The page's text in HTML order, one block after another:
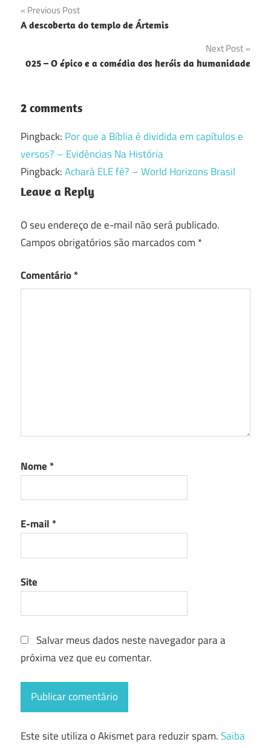
Navegação
de
Post
Previous Post
A descoberta do templo de Ártemis
Next Post
025 – O épico e a comédia dos heróis da humanidade
2 comments
Pingback: Por que a Bíblia é dividida em capítulos e
versos? – Evidências Na História
Pingback:Achará ELE fé? – World Horizons Brasil
Leave a Reply
O seu endereço de e-mail não será publicado.
Campos obrigatórios são marcados com *
Comentário*
Nome *
E-mail *
Site
Salvar meus dados neste navegador para a
próxima vez que eu comentar.
Este site utiliza o Akismet para reduzir spam.Saiba